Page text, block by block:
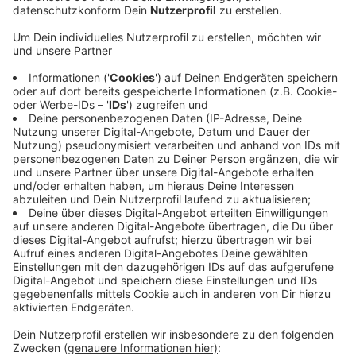
Im Rahmen eines landesweiten Aktionstages wird u.a.
über regionale oder lokale Hilfsaktionen berichtet.
Anzeige
Außerdem sollen Betroffene, aber auch die Helfenden,
zu Wort kommen. An diesem Aktionstag beteiligt sich
auch unser niederländischer Euregio-Partner REGIO8.
Gleichzeitig wird unter "Giro555" um Spenden gebeten.
Auch Antenne Niederrhein und die NRW-Lokalradios
engagieren sich für die notleidende Bevölkerung in der
Ukraine, u.a. am kommenden Donnerstag im Rahmen
eines großen "Lichtblicke-Spenden-Tages".
Anzeige